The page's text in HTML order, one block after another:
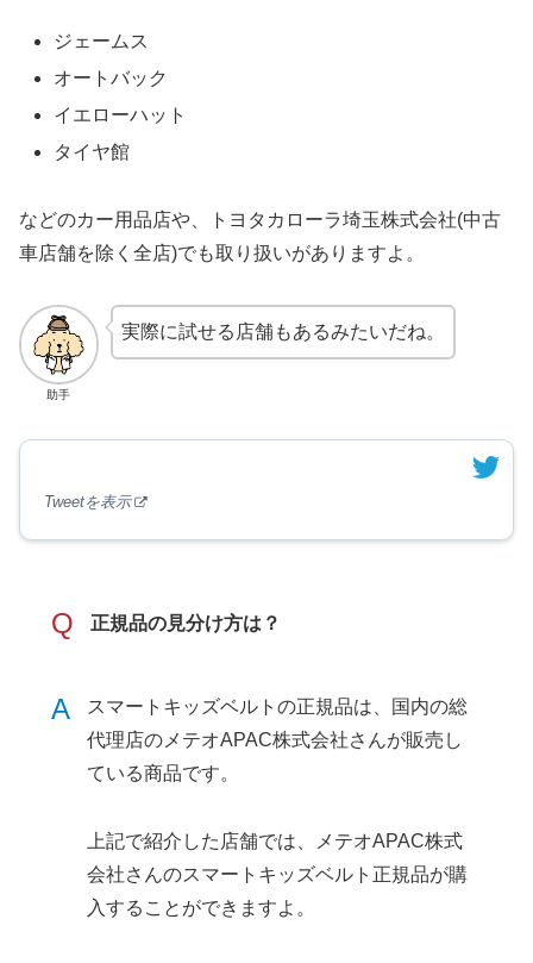
ジェームス
オートバック
イエローハット
タイヤ館
などのカー用品店や、トヨタカローラ埼玉株式会社(中古
車店舗を除く全店)でも取り扱いがありますよ。
助手
実際に試せる店舗もあるみたいだね。
Tweetを表示
Q 正規品の見分け方は？
A
スマートキッズベルトの正規品は、国内の総
代理店のメテオAPAC株式会社さんが販売し
ている商品です。
上記で紹介した店舗では、メテオAPAC株式
会社さんのスマートキッズベルト正規品が購
入することができますよ。